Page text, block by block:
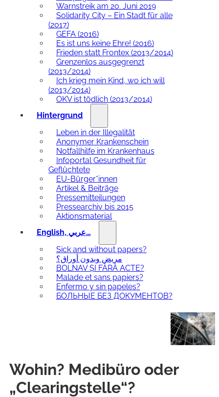
Warnstreik am 20. Juni 2019
Solidarity City – Ein Stadt für alle
(2017)
GEFA (2016)
Es ist uns keine Ehre! (2016)
Frieden statt Frontex (2013/2014)
Grenzenlos ausgegrenzt
(2013/2014)
Ich krieg mein Kind, wo ich will
(2013/2014)
OKV ist tödlich (2013/2014)
Hintergrund
Leben in der Illegalität
Anonymer Krankenschein
Notfallhilfe im Krankenhaus
Infoportal Gesundheit für
Geflüchtete
EU-Bürger*innen
Artikel & Beiträge
Pressemitteilungen
Pressearchiv bis 2015
Aktionsmaterial
English, عربي…
Sick and without papers?
مريض وبدون أوراق؟
BOLNAV ȘI FĂRĂ ACTE?
Malade et sans papiers?
Enfermo y sin papeles?
БОЛЬНЫЕ БЕЗ ДОКУМЕНТОВ?
Wohin? Medibüro oder
„Clearingstelle“?